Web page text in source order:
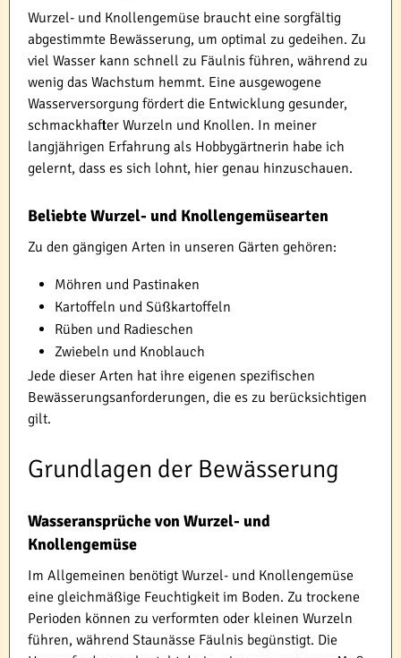
Wurzel- und Knollengemüse braucht eine sorgfältig
abgestimmte Bewässerung, um optimal zu gedeihen. Zu
viel Wasser kann schnell zu Fäulnis führen, während zu
wenig das Wachstum hemmt. Eine ausgewogene
Wasserversorgung fördert die Entwicklung gesunder,
schmackhafter Wurzeln und Knollen. In meiner
langjährigen Erfahrung als Hobbygärtnerin habe ich
gelernt, dass es sich lohnt, hier genau hinzuschauen.
Beliebte Wurzel- und Knollengemüsearten
Zu den gängigen Arten in unseren Gärten gehören:
Möhren und Pastinaken
Kartoffeln und Süßkartoffeln
Rüben und Radieschen
Zwiebeln und Knoblauch
Jede dieser Arten hat ihre eigenen spezifischen
Bewässerungsanforderungen, die es zu berücksichtigen
gilt.
Grundlagen der Bewässerung
Wasseransprüche von Wurzel- und
Knollengemüse
Im Allgemeinen benötigt Wurzel- und Knollengemüse
eine gleichmäßige Feuchtigkeit im Boden. Zu trockene
Perioden können zu verformten oder kleinen Wurzeln
führen, während Staunässe Fäulnis begünstigt. Die